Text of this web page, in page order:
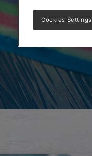
Cookies Settings